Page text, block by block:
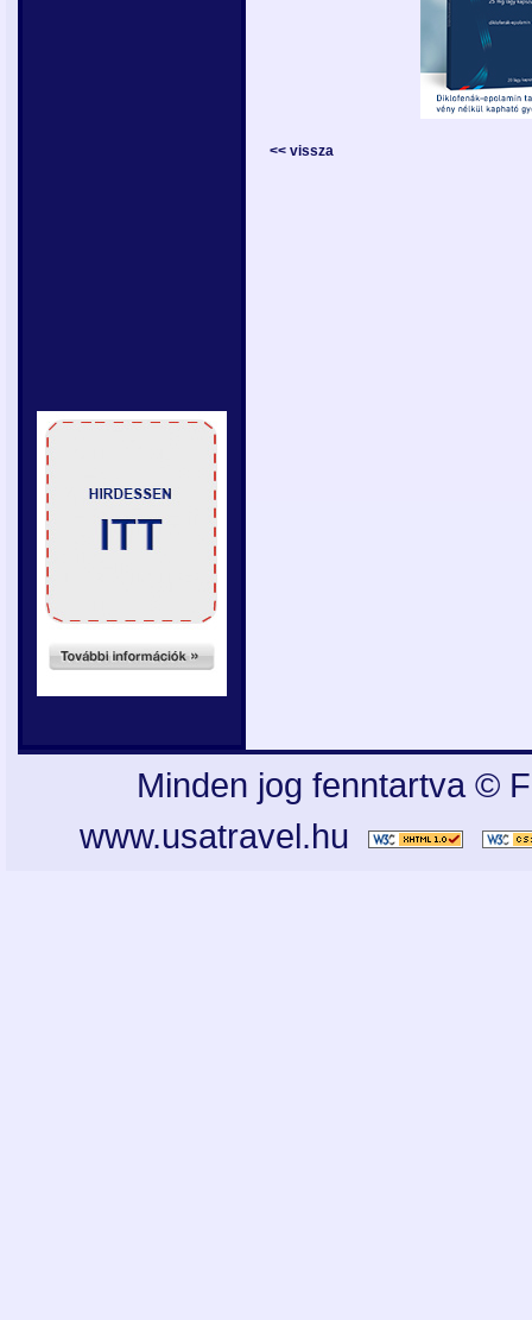
<< vissza
Minden jog fenntartva ©
www.usatravel.hu